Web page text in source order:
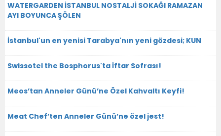
WATERGARDEN İSTANBUL NOSTALJİ SOKAĞI RAMAZAN
AYI BOYUNCA ŞÖLEN
İstanbul'un en yenisi Tarabya'nın yeni gözdesi; KUN
Swissotel the Bosphorus'ta İftar Sofrası!
Meos’tan Anneler Günü’ne Özel Kahvaltı Keyfi!
Meat Chef’ten Anneler Günü’ne özel jest!